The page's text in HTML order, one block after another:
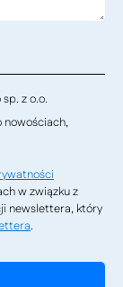
z o.o.
w związku z
newslettera, który
.